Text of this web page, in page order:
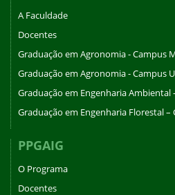
A Faculdade
Docentes
Graduação em Agronomia - Campus
Graduação em Agronomia - Campus
Graduação em Engenharia Ambiental
Graduação em Engenharia Florestal
PPGAIG
O Programa
Docentes